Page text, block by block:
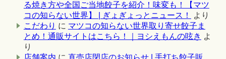
る焼き方や全国ご当地餃子を紹介！味変も！【マツ
コの知らない世界】 | ぎょぎょっとニュース！
より
こだわり に マツコの知らない世界取り寄せ餃子ま
とめ！通販サイトはこちら！｜ヨシえもんの呟き よ
り
店舗案内 に 直売店閉店のお知らせ | 手打ち餃子販